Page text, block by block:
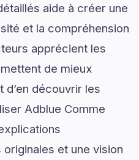
aide à créer une
et la compréhension
apprécient les
de mieux
découvrir les
Adblue Comme
et une vision